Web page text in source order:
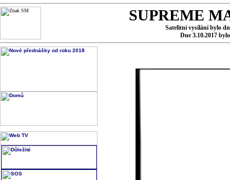
SUPREME
Satelitní vysílání bylo
Dne 3.10.2017